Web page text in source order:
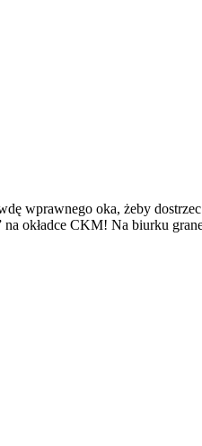
wprawnego oka, żeby
okładce CKM! Na biurku